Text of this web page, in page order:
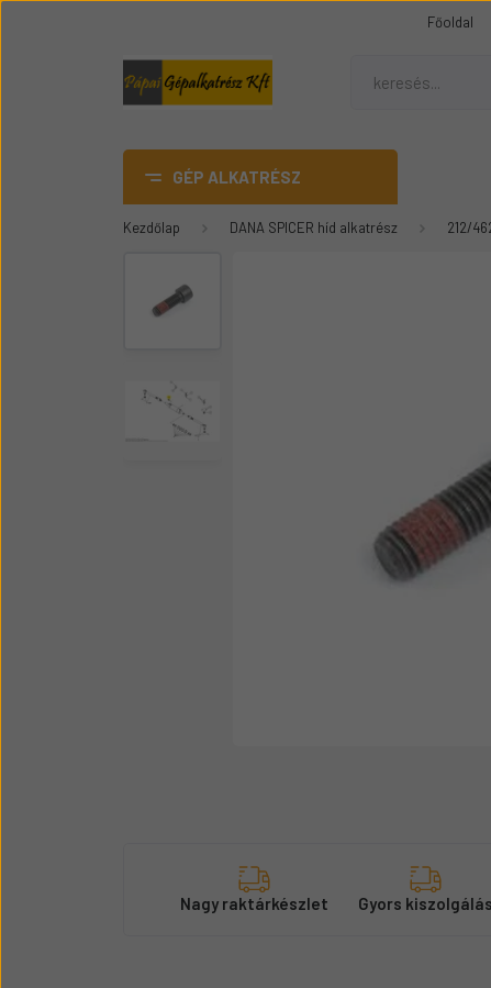
Főoldal
GÉP ALKATRÉSZ
AdBlue
DANA SPICER híd alkatrész
Gumiheveder
Épitőipari gépalkatrészek
Kezdőlap DANA SPICER híd alkatrész 212/
Nagy raktárkészlet Gyors kiszolgálás